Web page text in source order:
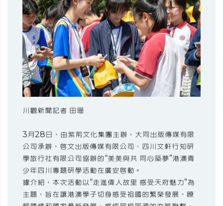
川觀新聞記者 田珊
3月28日，由紫荊文化集團主辦，大同出版傳媒有限
公司承辦，啟文出版傳媒有限公司、四川文軒行知研
學旅行社有限公司協辦的“美美與共 同心築夢”港澳青
少年四川專題研學活動在廣安啟動。
據介紹，本次活動以“走進偉人故里 感受天府魅力”為
主題，旨在讓港澳學子切身感受祖國的繁榮發展，瞭